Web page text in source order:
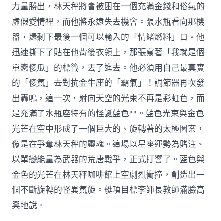
力量勝出，林天秤將會被困在一個充滿金錢和俗氣的
虛假愛情裡，而他將永遠失去機會。張水瓶看向那機
器，還剩下最後一個可以輸入的「情緒燃料」口。他
迅速撕下了貼在他背後衣領上，那張寫著「我就是個
單戀傻瓜」的標籤，丟了進去。他必須用自己最真實
的「傻氣」去對抗金牛座的「霸氣」！調節器再次發
出轟鳴，這一次，射向天空的光束不再是彩虹色，而
是充滿了水瓶座特有的怪誕藍色**。藍色光束與金色
光芒在空中形成了一個巨大的、旋轉著的太極圖案，
像是在爭奪林天秤的靈魂。這場以星座運勢為賭注、
以單戀能量為武器的荒唐戰爭，正式打響了。藍色與
金色的光芒在林天秤咖啡館上空劇烈衝撞，創造出一
個不斷旋轉的怪異氣旋。艇項目標李師長教師滿臉高
興地說。